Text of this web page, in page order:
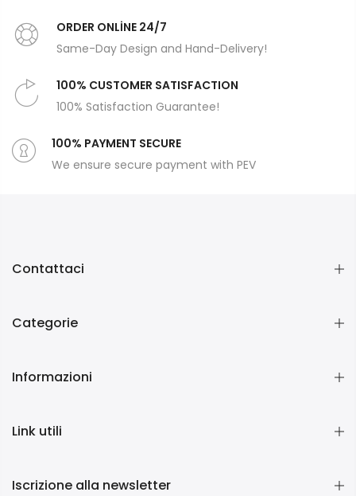
ORDER ONLİNE 24/7
Same-Day Design and Hand-Delivery!
100% CUSTOMER SATISFACTION
100% Satisfaction Guarantee!
100% PAYMENT SECURE
We ensure secure payment with PEV
Contattaci
Categorie
Informazioni
Link utili
Iscrizione alla newsletter